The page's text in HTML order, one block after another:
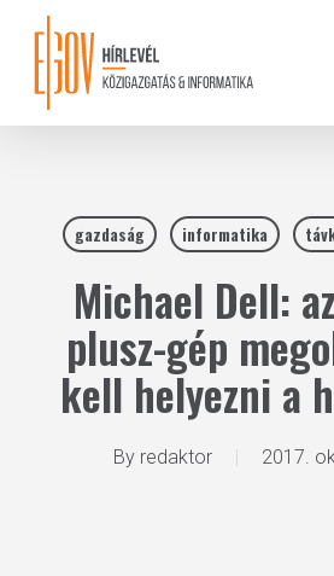
content
gazdaság informatika
Michael Dell:
plusz-gép
kell helyezni a
By redaktor 2017.